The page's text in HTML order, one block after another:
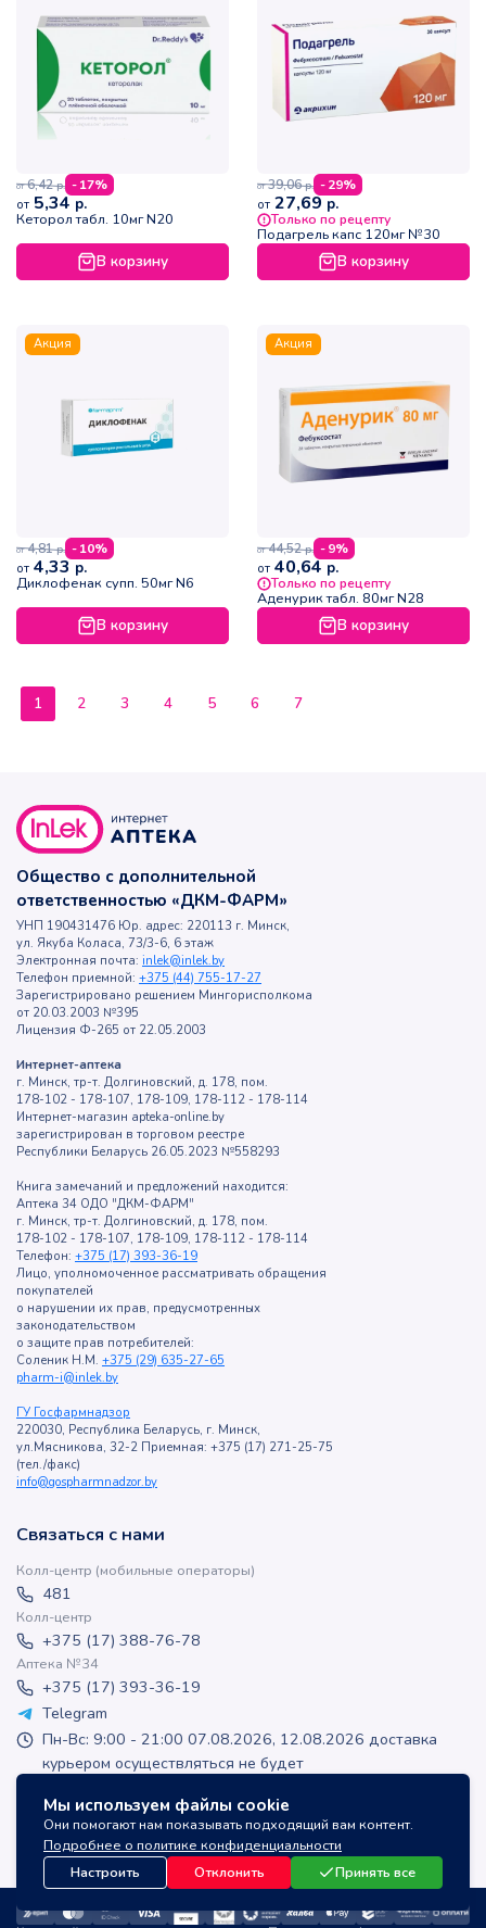
от 6,42р. - 17%
от 5,34 р.
Кеторол табл. 10мг N20
В корзину
от 39,06р. - 29%
от 27,69 р.
Только по рецепту
Подагрель капс 120мг №30
В корзину
Акция
от 4,81р. - 10%
от 4,33 р.
Диклофенак супп. 50мг N6
В корзину
Акция
от 44,52р. - 9%
от 40,64 р.
Только по рецепту
Аденурик табл. 80мг N28
В корзину
1 2 3 4 5 6 7
Мы используем файлы cookie
Они помогают нам показывать подходящий вам контент.
Подробнее о политике конфиденциальности
Настроить
Отклонить Принять все
Общество с дополнительной
ответственностью «ДКМ-ФАРМ»
УНП 190431476 Юр. адрес: 220113 г. Минск,
ул. Якуба Коласа, 73/3-6, 6 этаж
Электронная почта: inlek@inlek.by
Телефон приемной: +375 (44) 755-17-27
Зарегистрировано решением Мингорисполкома
от 20.03.2003 №395
Лицензия Ф-265 от 22.05.2003
Интернет-аптека
г. Минск, тр-т. Долгиновский, д. 178, пом.
178-102 - 178-107, 178-109, 178-112 - 178-114
Интернет-магазин apteka-online.by
зарегистрирован в торговом реестре
Республики Беларусь 26.05.2023 №558293
Книга замечаний и предложений находится:
Аптека 34 ОДО "ДКМ-ФАРМ"
г. Минск, тр-т. Долгиновский, д. 178, пом.
178-102 - 178-107, 178-109, 178-112 - 178-114
Телефон: +375 (17) 393-36-19
Лицо, уполномоченное рассматривать обращения
покупателей
о нарушении их прав, предусмотренных
законодательством
о защите прав потребителей:
Соленик Н.М. +375 (29) 635-27-65
pharm-i@inlek.by
ГУ Госфармнадзор
220030, Республика Беларусь, г. Минск,
ул.Мясникова, 32-2 Приемная: +375 (17) 271-25-75
(тел./факс)
info@gospharmnadzor.by
Связаться с нами
Колл-центр (мобильные операторы)
481
Колл-центр
+375 (17) 388-76-78
Аптека №34
+375 (17) 393-36-19
Telegram
Пн-Вс: 9:00 - 21:00 07.08.2026, 12.08.2026 доставка
курьером осуществляться не будет
inlek_apteka
inlek_apteka